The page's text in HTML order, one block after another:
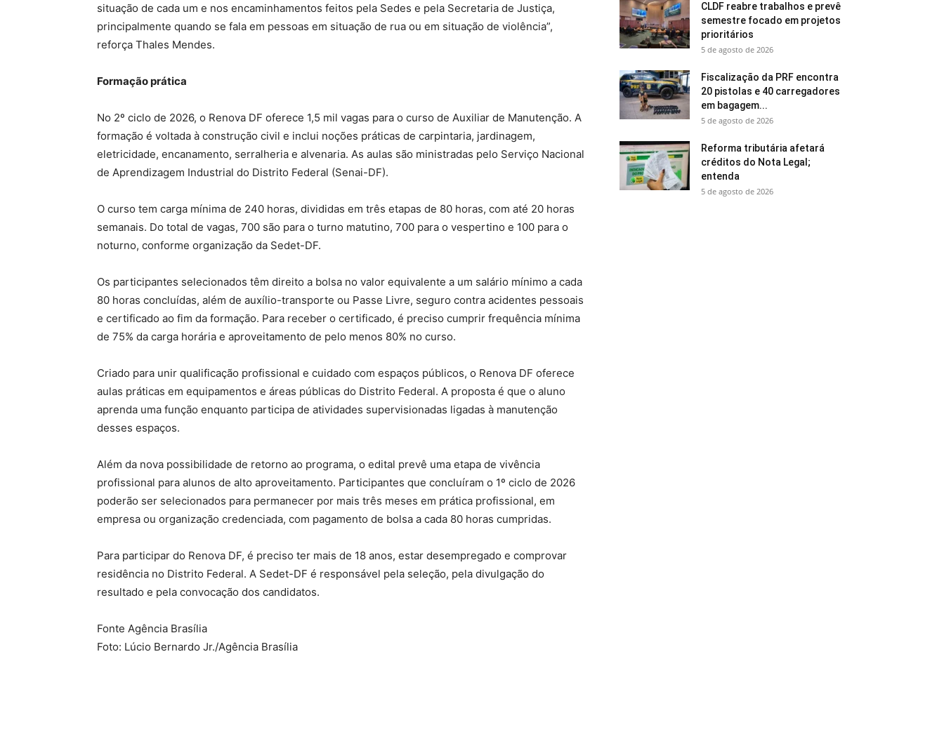
situação de cada um e nos encaminhamentos feitos pela Sedes e pela Secretaria de Justiça,
principalmente quando se fala em pessoas em situação de rua ou em situação de violência”,
reforça Thales Mendes.
Formação prática
No 2º ciclo de 2026, o Renova DF oferece 1,5 mil vagas para o curso de Auxiliar de Manutenção. A
formação é voltada à construção civil e inclui noções práticas de carpintaria, jardinagem,
eletricidade, encanamento, serralheria e alvenaria. As aulas são ministradas pelo Serviço Nacional
de Aprendizagem Industrial do Distrito Federal (Senai-DF).
O curso tem carga mínima de 240 horas, divididas em três etapas de 80 horas, com até 20 horas
semanais. Do total de vagas, 700 são para o turno matutino, 700 para o vespertino e 100 para o
noturno, conforme organização da Sedet-DF.
Os participantes selecionados têm direito a bolsa no valor equivalente a um salário mínimo a cada
80 horas concluídas, além de auxílio-transporte ou Passe Livre, seguro contra acidentes pessoais
e certificado ao fim da formação. Para receber o certificado, é preciso cumprir frequência mínima
de 75% da carga horária e aproveitamento de pelo menos 80% no curso.
Criado para unir qualificação profissional e cuidado com espaços públicos, o Renova DF oferece
aulas práticas em equipamentos e áreas públicas do Distrito Federal. A proposta é que o aluno
aprenda uma função enquanto participa de atividades supervisionadas ligadas à manutenção
desses espaços.
Além da nova possibilidade de retorno ao programa, o edital prevê uma etapa de vivência
profissional para alunos de alto aproveitamento. Participantes que concluíram o 1º ciclo de 2026
poderão ser selecionados para permanecer por mais três meses em prática profissional, em
empresa ou organização credenciada, com pagamento de bolsa a cada 80 horas cumpridas.
Para participar do Renova DF, é preciso ter mais de 18 anos, estar desempregado e comprovar
residência no Distrito Federal. A Sedet-DF é responsável pela seleção, pela divulgação do
resultado e pela convocação dos candidatos.
Fonte Agência Brasília
Foto: Lúcio Bernardo Jr./Agência Brasília
CLDF reabre trabalhos e prevê
semestre focado em projetos
prioritários
5 de agosto de 2026
Fiscalização da PRF encontra
20 pistolas e 40 carregadores
em bagagem...
5 de agosto de 2026
Reforma tributária afetará
créditos do Nota Legal;
entenda
5 de agosto de 2026